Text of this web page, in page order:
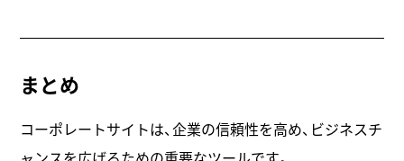
まとめ
コーポレートサイトは、企業の信頼性を高め、ビジネスチ